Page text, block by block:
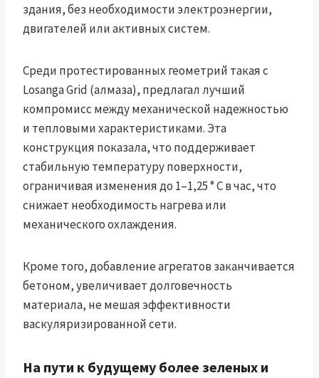
здания, без необходимости электроэнергии,
двигателей или активных систем.
Среди протестированных геометрий такая с
Losanga Grid (алмаза), предлагал лучший
компромисс между механической надежностью
и тепловыми характеристиками. Эта
конструкция показала, что поддерживает
стабильную температуру поверхности,
ограничивая изменения до 1–1,25 ° C в час, что
снижает необходимость нагрева или
механического охлаждения.
Кроме того, добавление агрегатов заканчивается
бетоном, увеличивает долговечность
материала, не мешая эффективности
васкуляризированной сети.
На пути к будущему более зеленых и